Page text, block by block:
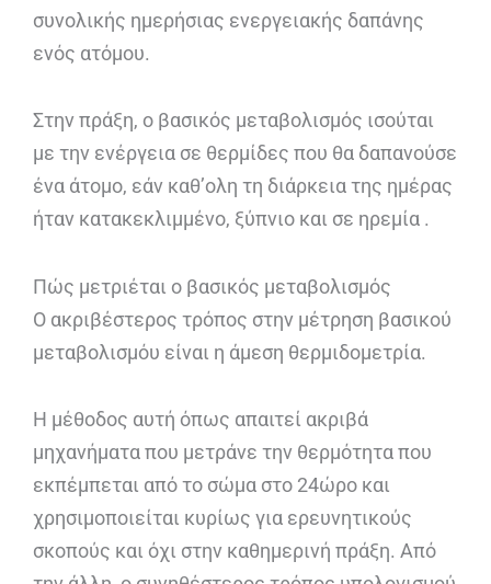
συνολικής ημερήσιας ενεργειακής δαπάνης
ενός ατόμου.
Στην πράξη, ο βασικός μεταβολισμός ισούται
με την ενέργεια σε θερμίδες που θα δαπανούσε
ένα άτομο, εάν καθ’ολη τη διάρκεια της ημέρας
ήταν κατακεκλιμμένο, ξύπνιο και σε ηρεμία .
Πώς μετριέται ο βασικός μεταβολισμός
Ο ακριβέστερος τρόπος στην μέτρηση βασικού
μεταβολισμόυ είναι η άμεση θερμιδομετρία.
Η μέθοδος αυτή όπως απαιτεί ακριβά
μηχανήματα που μετράνε την θερμότητα που
εκπέμπεται από το σώμα στο 24ώρο και
χρησιμοποιείται κυρίως για ερευνητικούς
σκοπούς και όχι στην καθημερινή πράξη. Από